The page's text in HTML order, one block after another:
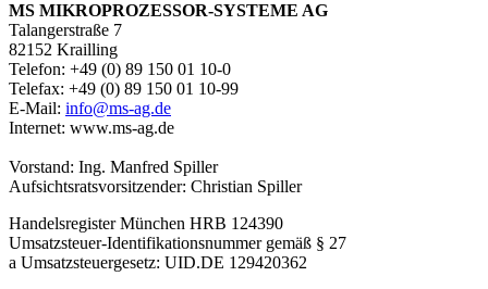
MS MIKROPROZESSOR-SYSTEME AG
Talangerstraße 7
82152 Krailling
Telefon: +49 (0) 89 150 01 10-0
Telefax: +49 (0) 89 150 01 10-99
E-Mail: info@ms-ag.de
Internet: www.ms-ag.de
Vorstand: Ing. Manfred Spiller
Aufsichtsratsvorsitzender: Christian Spiller
Handelsregister München HRB 124390
Umsatzsteuer-Identifikationsnummer gemäß § 27
a Umsatzsteuergesetz: UID.DE 129420362